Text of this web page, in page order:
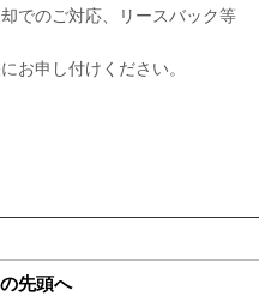
でのご対応、リースバック等
お申し付けください。
先頭へ